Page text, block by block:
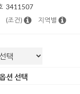
3411507
(조건) 지역별
션 선택